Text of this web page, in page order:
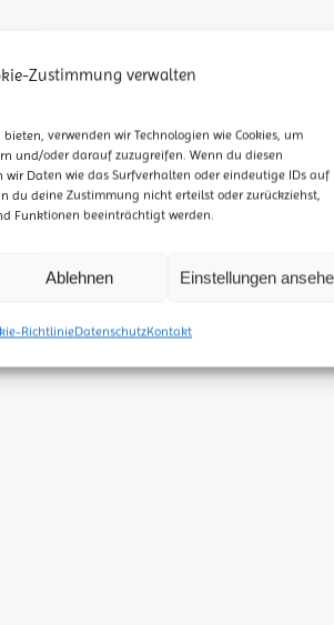
Zustimmung verwalten
verwenden wir Technologien wie Cookies, um
und/oder darauf zuzugreifen. Wenn du diesen
wir Daten wie das Surfverhalten oder eindeutige IDs auf
du deine Zustimmung nicht erteilst oder zurückziehst,
Funktionen beeinträchtigt werden.
Ablehnen Einstellungen
RichtlinieDatenschutzKontakt